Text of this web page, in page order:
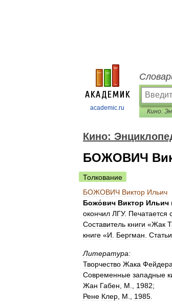
academic.ru
Кино:
БОЖОВИЧ
Толкование
БОЖОВИЧ Виктор Ильич
Божо́вич Виктор Ильич
окончил ЛГУ. Печатается
Составитель книги «Жак
книге «И Бергман Статьи
Литература:
Творчество Жака Фейдера
Современные западные
Жан Габен М 1982;
Рене Клер М 1985